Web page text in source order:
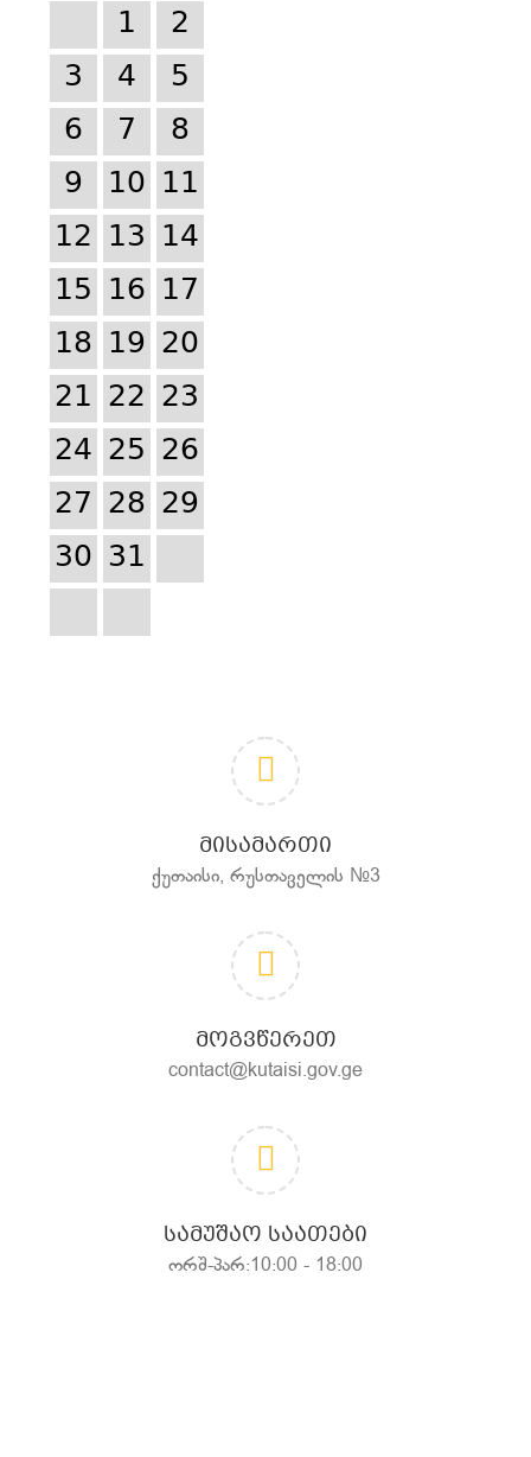
1
2
3
4
5
6
7
8
9
10 11
12 13 14
15 16 17
18 19 20
21 22 23
24 25 26
27 28 29
30 31
ᲛᲘᲡᲐᲛᲐᲠᲗᲘ
ქუთაისი, რუსთაველის №3
ᲛᲝᲒᲕᲬᲔᲠᲔᲗ
contact@kutaisi.gov.ge
ᲡᲐᲛᲣᲨᲐᲝ ᲡᲐᲐᲗᲔᲑᲘ
ორშ-პარ:10:00 - 18:00